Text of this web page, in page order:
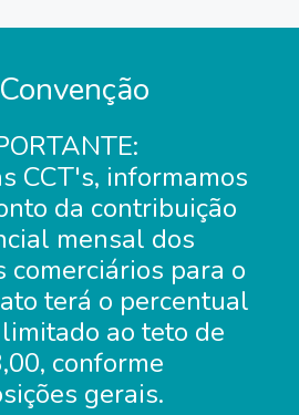
Convenção
CCT's, informamos
da contribuição
mensal dos
comerciários para o
terá o percentual
ao teto de
conforme
gerais.